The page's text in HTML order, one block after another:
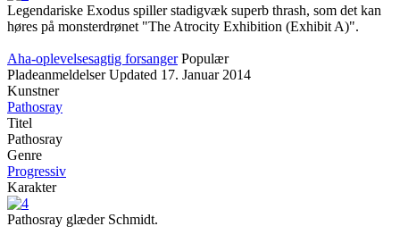
Legendariske Exodus spiller stadigvæk superb thrash, som det kan
høres på monsterdrønet "The Atrocity Exhibition (Exhibit A)".
Aha-oplevelsesagtig forsanger Populær
Pladeanmeldelser Updated 17. Januar 2014
Kunstner
Pathosray
Titel
Pathosray
Genre
Progressiv
Karakter
Pathosray glæder Schmidt.